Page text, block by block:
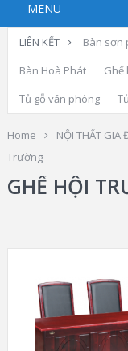
MENU
LIÊN KẾT Bàn sơn
Bàn Hoà Phát
Ghế
Tủ gỗ văn phòng
Home NỘI THẤT GIA
Trường
GHẾ HỘI